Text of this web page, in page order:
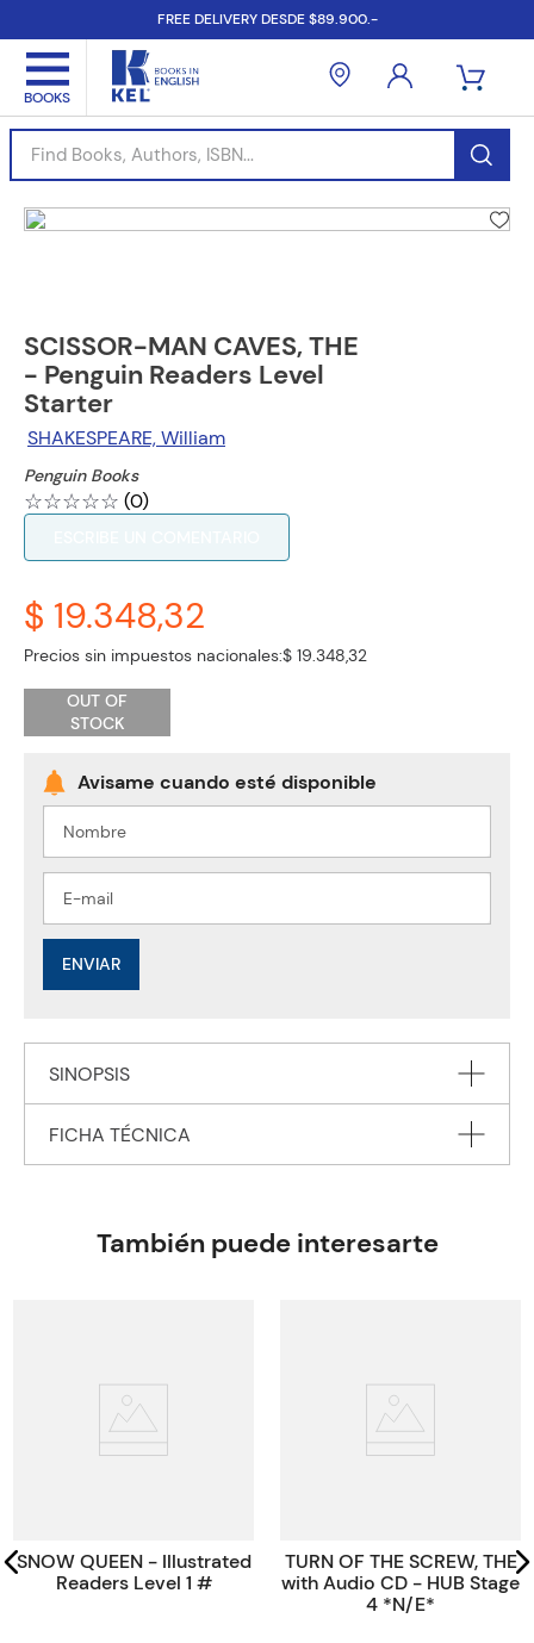
FREE DELIVERY DESDE $89.900.-
Find Books, Authors, ISBN...
SCISSOR-MAN CAVES, THE
- Penguin Readers Level
Starter
SHAKESPEARE, William
Penguin Books
☆☆☆☆☆ (0)
$ 19.348,32
Precios sin impuestos nacionales:$ 19.348,32
OUT OF
STOCK
ENVIAR
SINOPSIS
FICHA TÉCNICA
Editorial PENGUIN BOOKS Ltd.
9780241463406
Paginas 64
También puede interesarte
SNOW QUEEN - Illustrated
Readers Level 1 #
TURN OF THE SCREW, THE
with Audio CD - HUB Stage
4 *N/E*